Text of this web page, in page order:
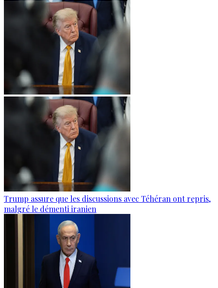
Trump assure que les discussions avec Téhéran ont repris,
malgré le démenti iranien